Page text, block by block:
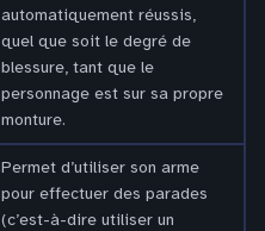
automatiquement réussis,
quel que soit le degré de
blessure, tant que le
personnage est sur sa propre
monture.
Permet d’utiliser son arme
pour effectuer des parades
(c’est-à-dire utiliser un